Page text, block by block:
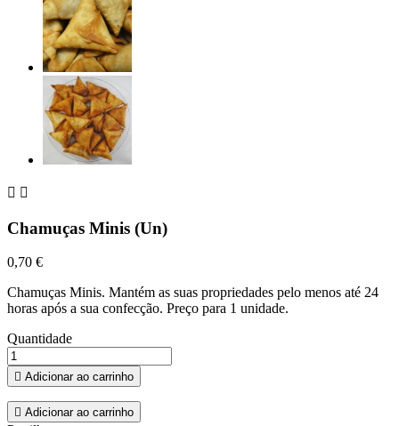
 
Chamuças Minis (Un)
0,70 €
Chamuças Minis. Mantém as suas propriedades pelo menos até 24
horas após a sua confecção. Preço para 1 unidade.
Quantidade
 Adicionar ao carrinho
 Adicionar ao carrinho